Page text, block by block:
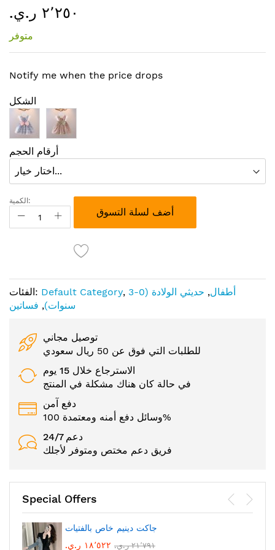
إلى
معرض
الصور
٢٬٢٥٠ ر.ي.‏
متوفر
Notify me when the price drops
الشكل
أرقام الحجم
الكمية:
أضف لسلة التسوق
الفئات: Default Category, أطفال,
حديثي الولادة (0-3
سنوات), فساتين
توصيل مجاني
للطلبات التي فوق عن 50 ريال سعودي
الاسترجاع خلال 15 يوم
في حالة كان هناك مشكلة في المنتج
دفع آمن
وسائل دفع أمنه ومعتمدة 100%
24/7 دعم
فريق دعم مختص ومتوفر لأجلك
Special Offers
جاكت دينيم خاص بالفتيات
١٨٬٥٢٢ ر.ي.‏
٢١٬٧٩١ ر.ي.‏